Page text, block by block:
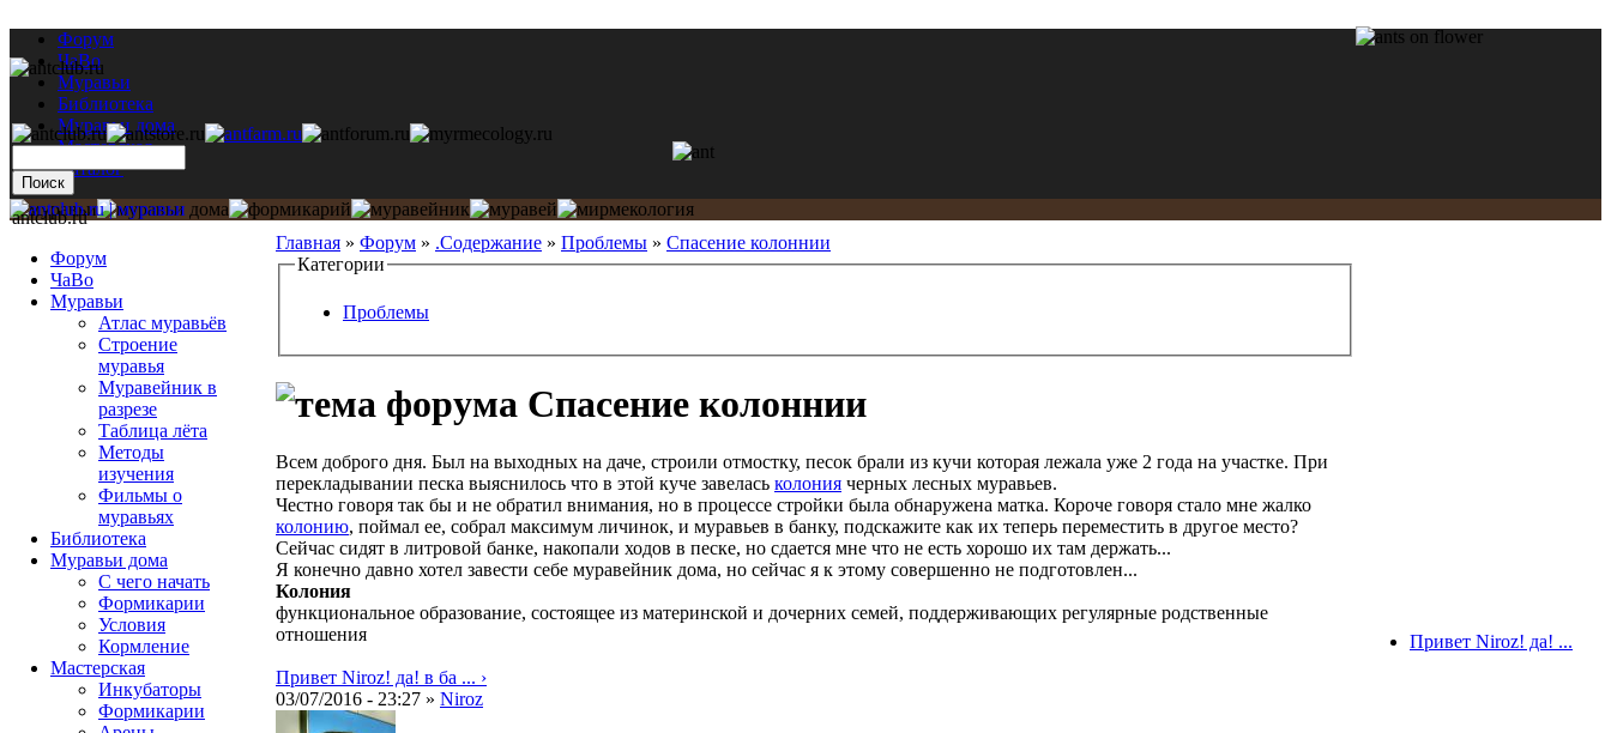
Форум
ЧаВо
Муравьи
Библиотека
Муравьи дома
Мастерская
Каталог
Главная » Форум » .Содержание » Проблемы » Спасение колоннии
Категории
Проблемы
Спасение колоннии
Всем доброго дня. Был на выходных на даче, строили отмостку, песок брали из кучи которая лежала уже 2 года на участке. При
перекладывании песка выяснилось что в этой куче завелась колония черных лесных муравьев.
Честно говоря так бы и не обратил внимания, но в процессе стройки была обнаружена матка. Короче говоря стало мне жалко
колонию, поймал ее, собрал максимум личинок, и муравьев в банку, подскажите как их теперь переместить в другое место?
Сейчас сидят в литровой банке, накопали ходов в песке, но сдается мне что не есть хорошо их там держать...
Я конечно давно хотел завести себе муравейник дома, но сейчас я к этому совершенно не подготовлен...
Колония
функциональное образование, состоящее из материнской и дочерних семей, поддерживающих регулярные родственные
отношения
Привет Niroz! да! в ба ... ›
03/07/2016 - 23:27 » Niroz
antclub.ru
Форум
ЧаВо
Муравьи
Атлас муравьёв
Строение
муравья
Муравейник в
разрезе
Таблица лёта
Методы
изучения
Фильмы о
муравьях
Библиотека
Муравьи дома
С чего начать
Формикарии
Условия
Кормление
Мастерская
Инкубаторы
Формикарии
Привет Niroz! да! ...